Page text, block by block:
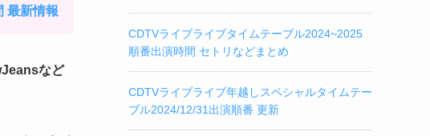
最新情報
など
CDTVライブライブタイムテーブル2024~2025
順番出演時間 セトリなどまとめ
CDTVライブライブ年越しスペシャルタイムテー
ブル2024/12/31出演順番 更新